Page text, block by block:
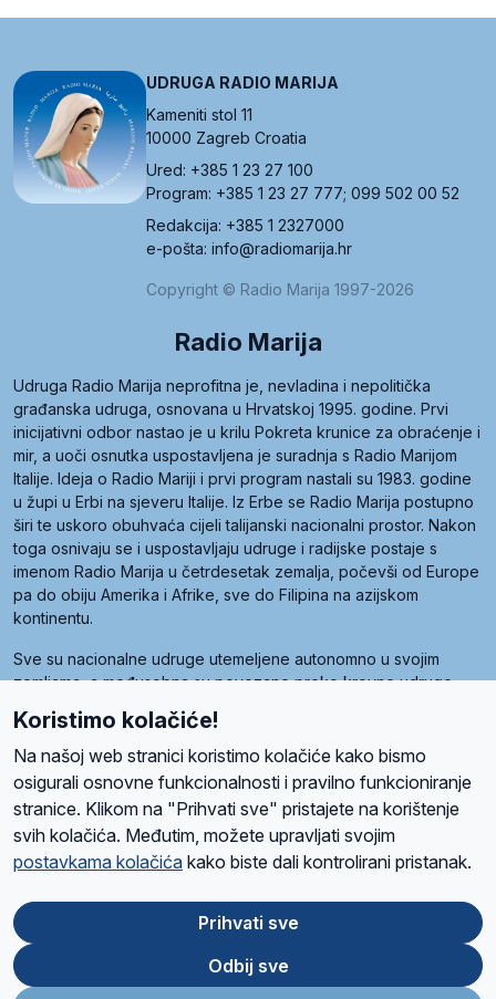
UDRUGA RADIO MARIJA
Kameniti stol 11
10000 Zagreb Croatia
Ured: +385 1 23 27 100
Program: +385 1 23 27 777; 099 502 00 52
Redakcija: +385 1 2327000
e-pošta: info@radiomarija.hr
Copyright © Radio Marija 1997-2026
Radio Marija
Udruga Radio Marija neprofitna je, nevladina i nepolitička
građanska udruga, osnovana u Hrvatskoj 1995. godine. Prvi
inicijativni odbor nastao je u krilu Pokreta krunice za obraćenje i
mir, a uoči osnutka uspostavljena je suradnja s Radio Marijom
Italije. Ideja o Radio Mariji i prvi program nastali su 1983. godine
u župi u Erbi na sjeveru Italije. Iz Erbe se Radio Marija postupno
širi te uskoro obuhvaća cijeli talijanski nacionalni prostor. Nakon
toga osnivaju se i uspostavljaju udruge i radijske postaje s
imenom Radio Marija u četrdesetak zemalja, počevši od Europe
pa do obiju Amerika i Afrike, sve do Filipina na azijskom
kontinentu.
Sve su nacionalne udruge utemeljene autonomno u svojim
zemljama, a međusobna su povezane preko krovne udruge
Radio Maria). Svjetsku obitelj utemeljilo je sedam članica, među
kojima je i hrvatska Udruga Radio Marija.
O namaRadio ProgramVolonteriPrijateljiKontaktPravila privatnosti
Ova stranica je zaštićena Google reCAPTCHA sustavom
Store
Google
Play
Koristimo kolačiće!
Na našoj web stranici koristimo kolačiće kako bismo
osigurali osnovne funkcionalnosti i pravilno funkcioniranje
stranice. Klikom na "Prihvati sve" pristajete na korištenje
svih kolačića. Međutim, možete upravljati svojim
postavkama kolačića kako biste dali kontrolirani pristanak.
Prihvati sve
Odbij sve